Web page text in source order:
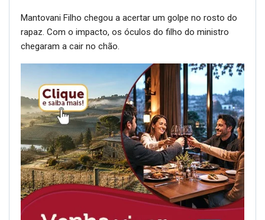
Mantovani Filho chegou a acertar um golpe no rosto do
rapaz. Com o impacto, os óculos do filho do ministro
chegaram a cair no chão.